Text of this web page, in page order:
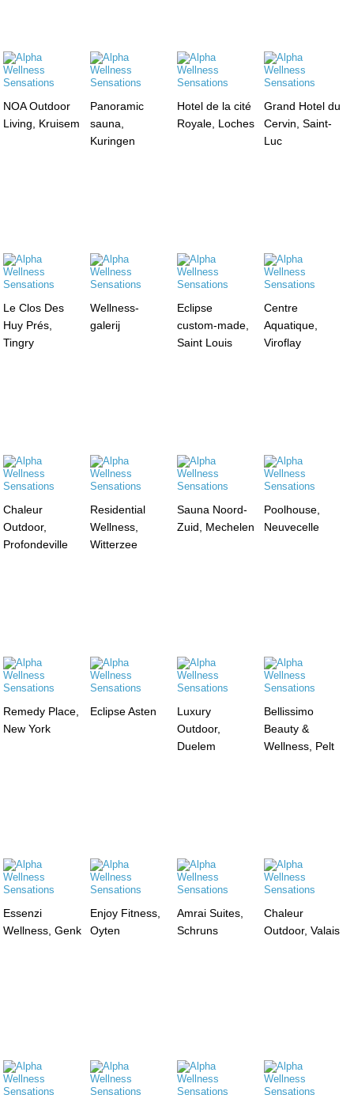
NOA Outdoor
Living, Kruisem
Panoramic
sauna,
Kuringen
Hotel de la cité
Royale, Loches
Grand Hotel du
Cervin, Saint-
Luc
Le Clos Des
Huy Prés,
Tingry
Wellness-
galerij
Eclipse
custom-made,
Saint Louis
Centre
Aquatique,
Viroflay
Chaleur
Outdoor,
Profondeville
Residential
Wellness,
Witterzee
Sauna Noord-
Zuid, Mechelen
Poolhouse,
Neuvecelle
Remedy Place,
New York
Eclipse Asten
Luxury
Outdoor,
Duelem
Bellissimo
Beauty &
Wellness, Pelt
Essenzi
Wellness, Genk
Enjoy Fitness,
Oyten
Amrai Suites,
Schruns
Chaleur
Outdoor, Valais